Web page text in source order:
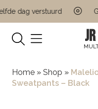
dag verstuurd
Home » Shop »
Sweatpants – Black